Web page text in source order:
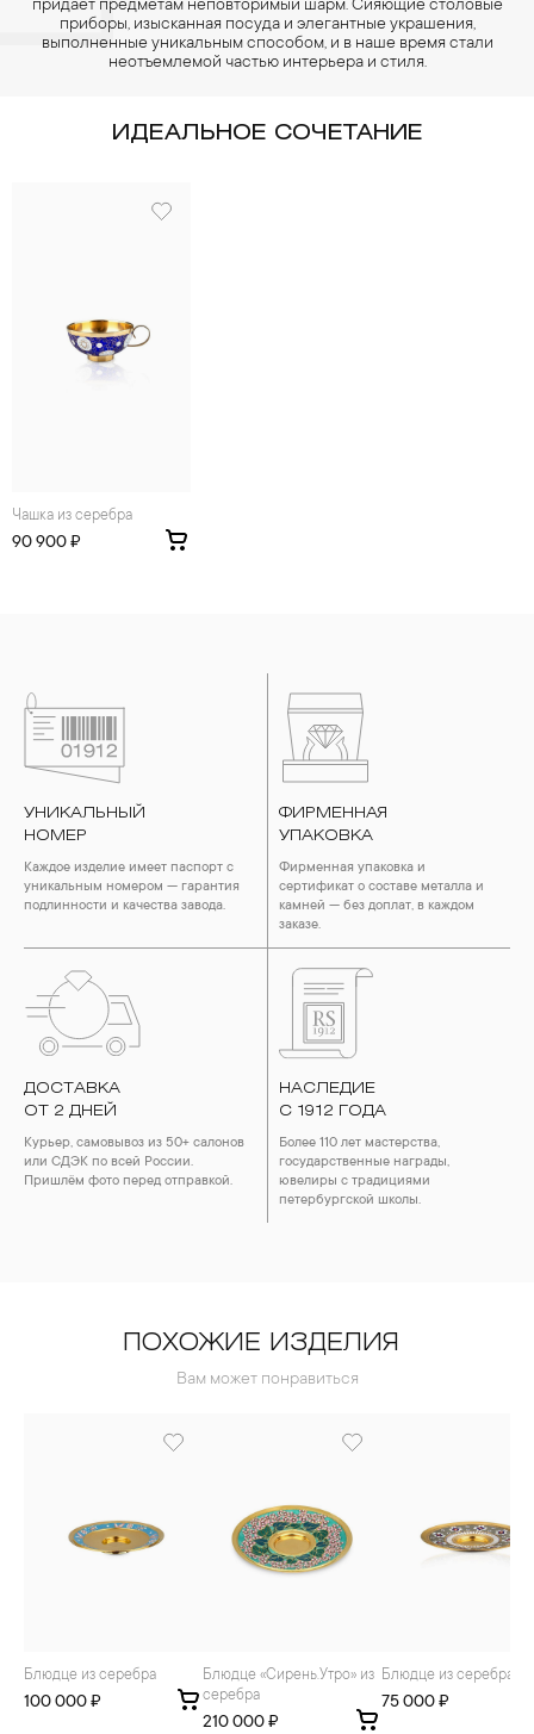
придает предметам неповторимый шарм. Сияющие столовые
приборы, изысканная посуда и элегантные украшения,
выполненные уникальным способом, и в наше время стали
неотъемлемой частью интерьера и стиля.
ИДЕАЛЬНОЕ СОЧЕТАНИЕ
Чашка из серебра
90 900 ₽
УНИКАЛЬНЫЙ
НОМЕР
Каждое изделие имеет паспорт с
уникальным номером — гарантия
подлинности и качества завода.
ФИРМЕННАЯ
УПАКОВКА
Фирменная упаковка и
сертификат о составе металла и
камней — без доплат, в каждом
заказе.
ДОСТАВКА
ОТ 2 ДНЕЙ
Курьер, самовывоз из 50+ салонов
или СДЭК по всей России.
Пришлём фото перед отправкой.
НАСЛЕДИЕ
С 1912 ГОДА
Более 110 лет мастерства,
государственные награды,
ювелиры с традициями
петербургской школы.
ПОХОЖИЕ ИЗДЕЛИЯ
Вам может понравиться
Блюдце из серебра
100 000 ₽
Блюдце «Сирень.Утро» из
серебра
210 000 ₽
Блюдце из серебра
75 000 ₽